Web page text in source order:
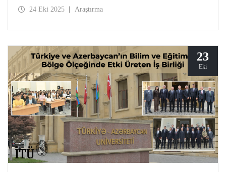
Denizcilik Fakültemizin katkısıyla Tuzla Yerleşkemizde
24 Eki 2025 Araştırma
23
Eki